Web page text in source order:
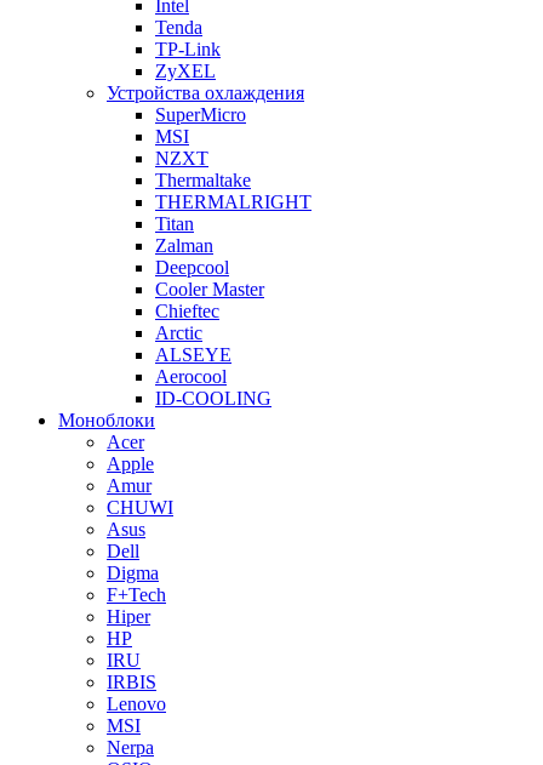
Intel
Tenda
TP-Link
ZyXEL
Устройства охлаждения
SuperMicro
MSI
NZXT
Thermaltake
THERMALRIGHT
Titan
Zalman
Deepcool
Cooler Master
Chieftec
Arctic
ALSEYE
Aerocool
ID-COOLING
Моноблоки
Acer
Apple
Amur
CHUWI
Asus
Dell
Digma
F+Tech
Hiper
HP
IRU
IRBIS
Lenovo
MSI
Nerpa